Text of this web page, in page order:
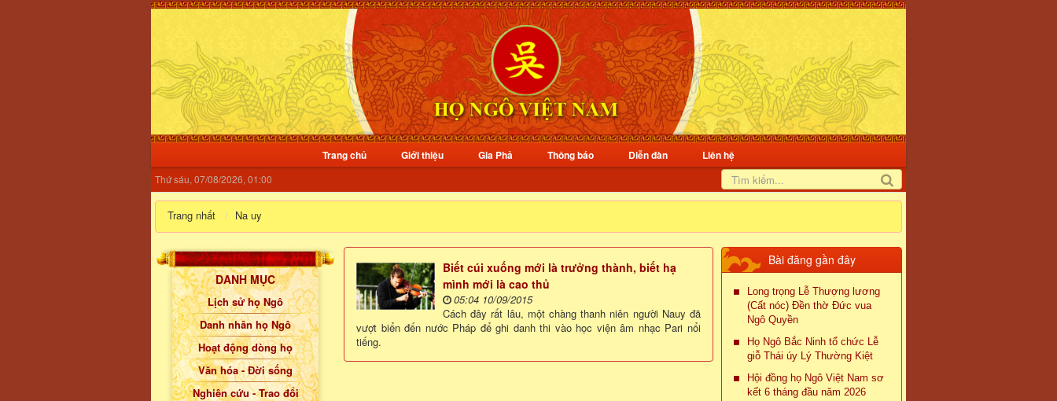
Trang chủ Giới thiệu Gia Phả Thông báo Diễn đàn Liên hệ
Thứ sáu, 07/08/2026, 01:00
Trang nhất Na uy
Biết cúi xuống mới là trưởng thành, biết hạ
mình mới là cao thủ
05:04 10/09/2015
Cách đây rất lâu, một chàng thanh niên người Nauy đã
vượt biển đến nước Pháp để ghi danh thi vào học viện âm nhạc Pari nổi
tiếng.
Bài đăng gần đây
Long trọng Lễ Thượng lương
(Cất nóc) Đền thờ Đức vua
Ngô Quyền
Họ Ngô Bắc Ninh tổ chức Lễ
giỗ Thái úy Lý Thường Kiệt
Hội đồng họ Ngô Việt Nam sơ
kết 6 tháng đầu năm 2026
DANH MỤC
Lịch sử họ Ngô
Danh nhân họ Ngô
Hoạt động dòng họ
Văn hóa - Đời sống
Nghiên cứu - Trao đổi